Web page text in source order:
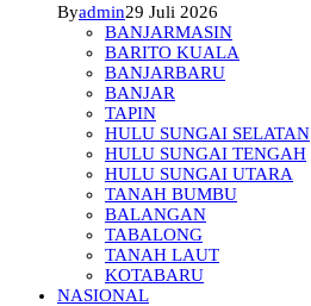
Byadmin29 Juli 2026
BANJARMASIN
BARITO KUALA
BANJARBARU
BANJAR
TAPIN
HULU SUNGAI SELATAN
HULU SUNGAI TENGAH
HULU SUNGAI UTARA
TANAH BUMBU
BALANGAN
TABALONG
TANAH LAUT
KOTABARU
NASIONAL